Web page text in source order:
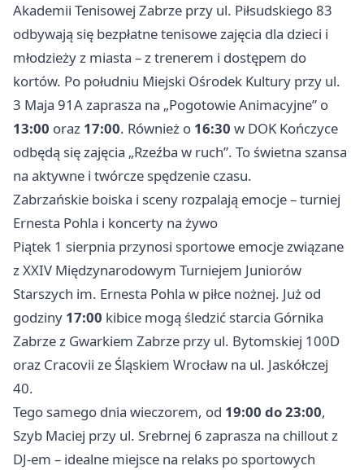
Akademii Tenisowej Zabrze przy ul. Piłsudskiego 83
odbywają się bezpłatne tenisowe zajęcia dla dzieci i
młodzieży z miasta – z trenerem i dostępem do
kortów. Po południu Miejski Ośrodek Kultury przy ul.
3 Maja 91A zaprasza na „Pogotowie Animacyjne” o
13:00 oraz 17:00. Również o 16:30 w DOK Kończyce
odbędą się zajęcia „Rzeźba w ruch”. To świetna szansa
na aktywne i twórcze spędzenie czasu.
Zabrzańskie boiska i sceny rozpalają emocje – turniej
Ernesta Pohla i koncerty na żywo
Piątek 1 sierpnia przynosi sportowe emocje związane
z XXIV Międzynarodowym Turniejem Juniorów
Starszych im. Ernesta Pohla w piłce nożnej. Już od
godziny 17:00 kibice mogą śledzić starcia Górnika
Zabrze z Gwarkiem Zabrze przy ul. Bytomskiej 100D
oraz Cracovii ze Śląskiem Wrocław na ul. Jaskółczej
40.
Tego samego dnia wieczorem, od 19:00 do 23:00,
Szyb Maciej przy ul. Srebrnej 6 zaprasza na chillout z
DJ-em – idealne miejsce na relaks po sportowych